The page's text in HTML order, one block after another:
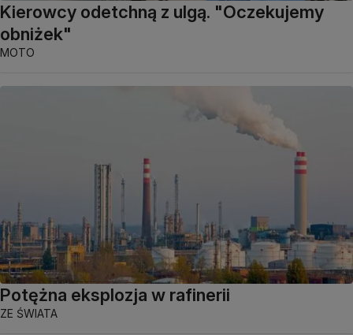
Kierowcy odetchną z ulgą. "Oczekujemy
obniżek"
MOTO
Potężna eksplozja w rafinerii
ZE ŚWIATA